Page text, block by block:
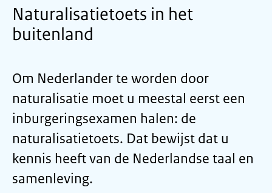
Naturalisatietoets in het
buitenland
Om Nederlander te worden door
naturalisatie moet u meestal eerst een
inburgeringsexamen halen: de
naturalisatietoets. Dat bewijst dat u
kennis heeft van de Nederlandse taal en
samenleving.